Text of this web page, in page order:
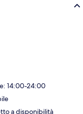
14:00-24:00
a disponibilità